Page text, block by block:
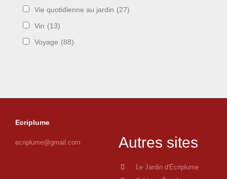
Vie quotidienne au jardin (27)
Vin (13)
Voyage (88)
Ecriplume
ecriplume@gmail.com Autres sites
Le Jardin d'Écriplume